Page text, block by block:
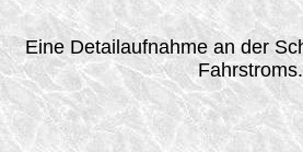
Eine Detailaufnahme an der